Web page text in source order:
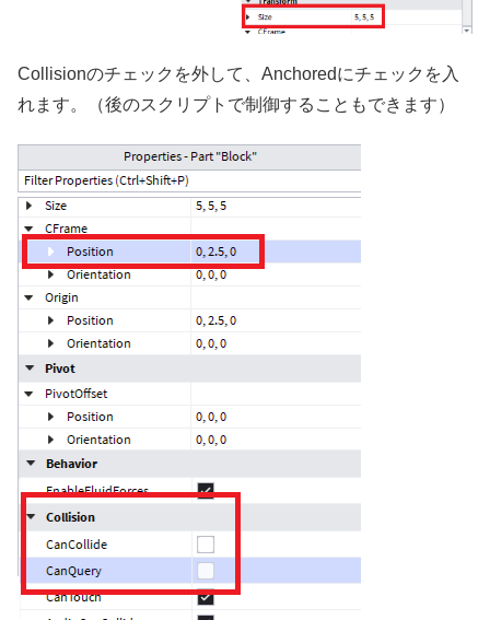
Collisionのチェックを外して、Anchoredにチェックを入
れます。（後のスクリプトで制御することもできます）